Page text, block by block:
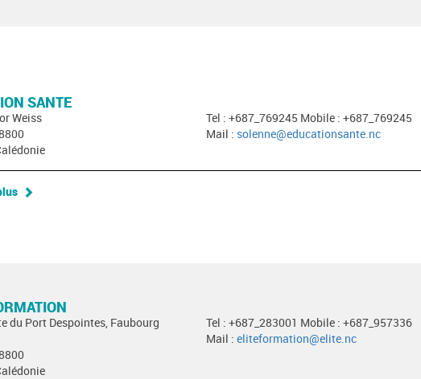
SANTE
Weiss
Tel : +687_769245 Mobile : +687_769245
Mail : solenne@educationsante.nc
du Port Despointes, Faubourg
Tel : +687_283001 Mobile : +687_957336
Mail : eliteformation@elite.nc